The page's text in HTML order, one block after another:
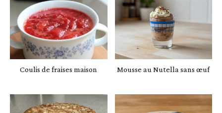
Coulis de fraises maison Mousse au Nutella sans œuf